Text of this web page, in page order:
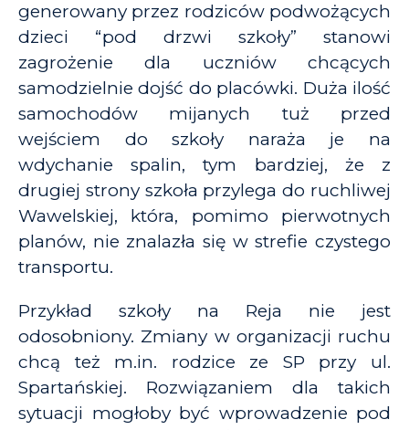
generowany przez rodziców podwożących
dzieci “pod drzwi szkoły” stanowi
zagrożenie dla uczniów chcących
samodzielnie dojść do placówki. Duża ilość
samochodów mijanych tuż przed
wejściem do szkoły naraża je na
wdychanie spalin, tym bardziej, że z
drugiej strony szkoła przylega do ruchliwej
Wawelskiej, która, pomimo pierwotnych
planów, nie znalazła się w strefie czystego
transportu.
Przykład szkoły na Reja nie jest
odosobniony. Zmiany w organizacji ruchu
chcą też m.in. rodzice ze SP przy ul.
Spartańskiej. Rozwiązaniem dla takich
sytuacji mogłoby być wprowadzenie pod